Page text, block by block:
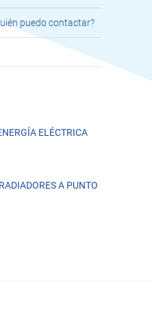
puedo contactar?
ELÉCTRICA
A PUNTO